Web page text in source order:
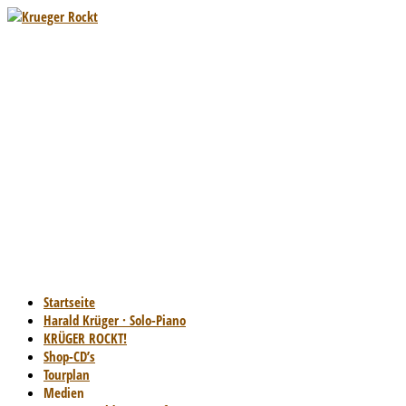
Startseite
Harald Krüger · Solo-Piano
KRÜGER ROCKT!
Shop-CD’s
Tourplan
Medien